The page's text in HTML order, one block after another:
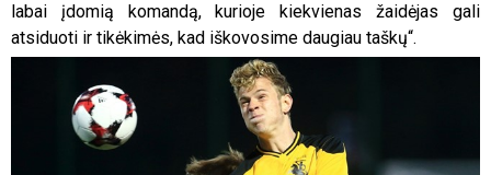
labai įdomią komandą, kurioje kiekvienas žaidėjas gali
atsiduoti ir tikėkimės, kad iškovosime daugiau taškų“.